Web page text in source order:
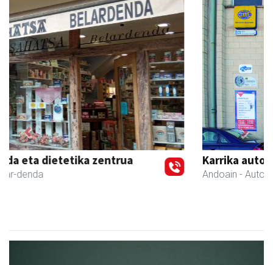
Karrika auto konponketa
Andoain
Previous Next